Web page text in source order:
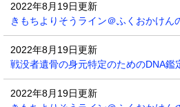
2022年8月19日更新
きもちよりそうライン＠ふくおかけん
2022年8月19日更新
戦没者遺骨の身元特定のためのDNA鑑
2022年8月19日更新